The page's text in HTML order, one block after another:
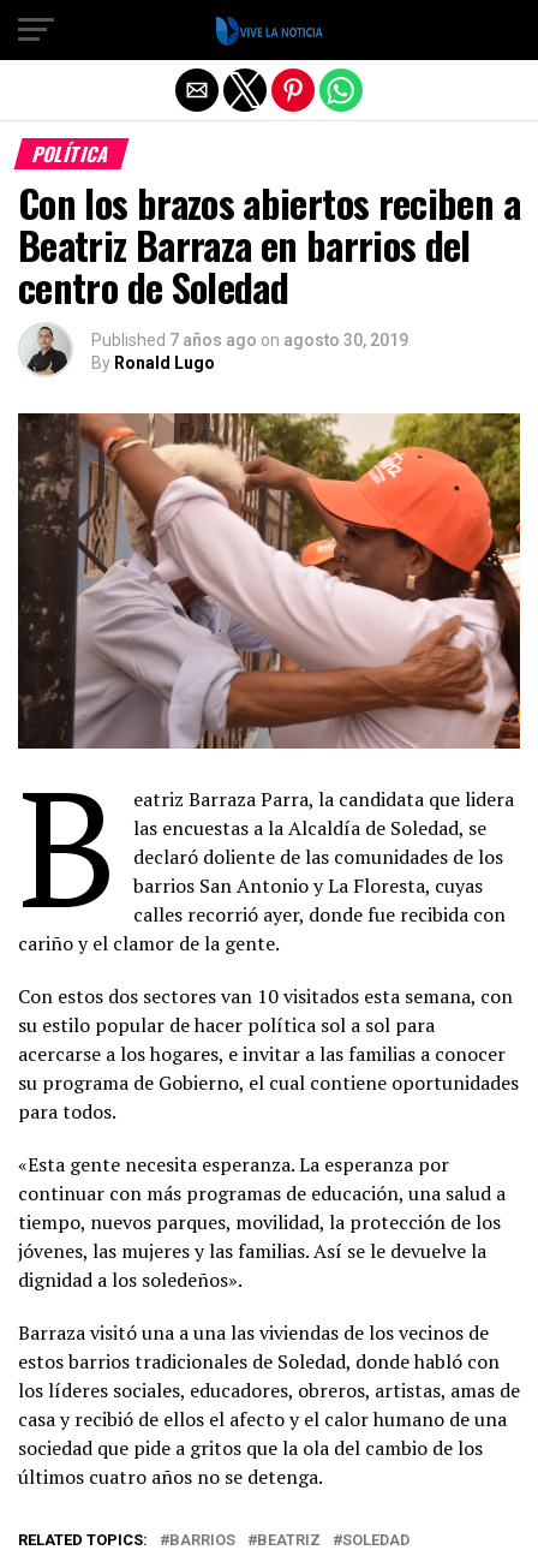
POLÍTICA
Con los brazos abiertos reciben a
Beatriz Barraza en barrios del
centro de Soledad
Published 7 años ago on agosto 30, 2019
By Ronald Lugo
B
eatriz Barraza Parra, la candidata que lidera
las encuestas a la Alcaldía de Soledad, se
declaró doliente de las comunidades de los
barrios San Antonio y La Floresta, cuyas
calles recorrió ayer, donde fue recibida con
cariño y el clamor de la gente.
Con estos dos sectores van 10 visitados esta semana, con
su estilo popular de hacer política sol a sol para
acercarse a los hogares, e invitar a las familias a conocer
su programa de Gobierno, el cual contiene oportunidades
para todos.
«Esta gente necesita esperanza. La esperanza por
continuar con más programas de educación, una salud a
tiempo, nuevos parques, movilidad, la protección de los
jóvenes, las mujeres y las familias. Así se le devuelve la
dignidad a los soledeños».
Barraza visitó una a una las viviendas de los vecinos de
estos barrios tradicionales de Soledad, donde habló con
los líderes sociales, educadores, obreros, artistas, amas de
casa y recibió de ellos el afecto y el calor humano de una
sociedad que pide a gritos que la ola del cambio de los
últimos cuatro años no se detenga.
RELATED TOPICS: BARRIOS BEATRIZ SOLEDAD
Salir de la versión móvil